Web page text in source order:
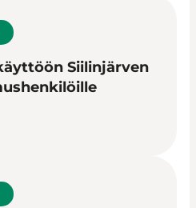
Siilinjärven